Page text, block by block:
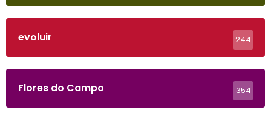
evoluir 244
Flores do Campo 354